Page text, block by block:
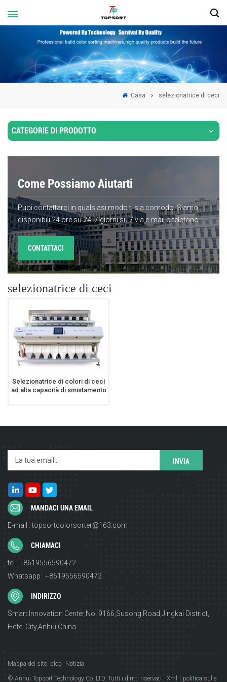
Casa selezionatrice di ceci
CATEGORIE DI PRODOTTO
Come Possiamo Aiutarti
Puoi contattarci in qualsiasi modo ti sia comodo. Siamo
disponibili 24 ore su 24, 7 giorni su 7 via e-mail o telefono.
CONTATTACI
selezionatrice di ceci
Selezionatrice di colori di ceci
ad alta capacità di smistamento
MANDACI UNA EMAIL
E-mail : topsortcolorsorter@163.com
CHIAMACI
tel : +8619556590472
Whatsapp : +8619556590472
INDIRIZZO
Smart Innovation Center,No. 9166,Susong Road,Jingkai District,
Hefei City,Anhui,China.
Mappa del sito blog Notizia
© Anhui Topsort Technology Co.,LTD. Tutti i diritti riservati . Xml politica sulla